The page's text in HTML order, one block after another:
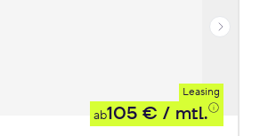
Leasing
ab105 € / mtl.